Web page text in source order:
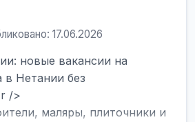
17.06.2026
новые вакансии на
в Нетании без
/>
маляры, плиточники и